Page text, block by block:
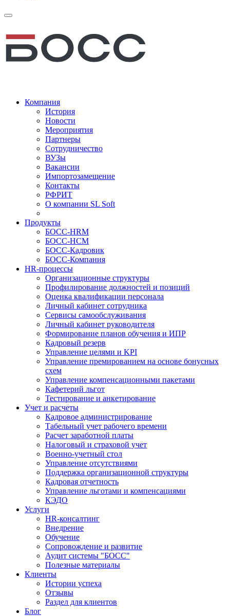
Компания
История
Новости
Мероприятия
Партнеры
Сотрудничество
ВУЗы
Вакансии
Импортозамещение
Контакты
РФРИТ
О компании SL Soft
Продукты
БОСС-HRM
БОСС-HCM
БОСС-Кадровик
БОСС-Компания
HR-процессы
Организационные структуры
Профилирование должностей и позиций
Оценка квалификации персонала
Личный кабинет сотрудника
Сервисы самообслуживания
Личный кабинет руководителя
Формирование планов обучения и ИПР
Кадровый резерв
Управление целями и KPI
Управление премированием на основе бонусных
схем
Управление компенсационными пакетами
Кафетерий льгот
Тестирование и анкетирование
Учет и расчеты
Кадровое администрирование
Табельный учет рабочего времени
Расчет заработной платы
Налоговый и страховой учет
Военно-учетный стол
Управление отсутствиями
Поддержка организационной структуры
Кадровая отчетность
Управление льготами и компенсациями
КЭДО
Услуги
HR-консалтинг
Внедрение
Обучение
Сопровождение и развитие
Аудит системы "БОСС"
Полезные материалы
Клиенты
Истории успеха
Отзывы
Раздел для клиентов
Блог